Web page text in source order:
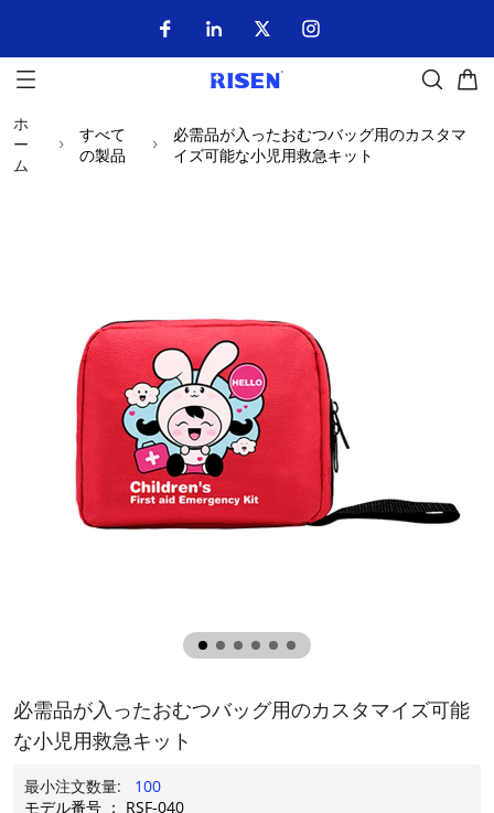
ホ
ー
ム
すべて
の製品
必需品が入ったおむつバッグ用のカスタマ
イズ可能な小児用救急キット
必需品が入ったおむつバッグ用のカスタマイズ可能
な小児用救急キット
最小注文数量:
100
モデル番号 ： RSF-040